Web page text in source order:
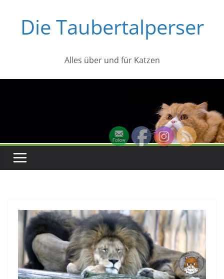
springenDie Taubertalperser
Alles über und für Katzen